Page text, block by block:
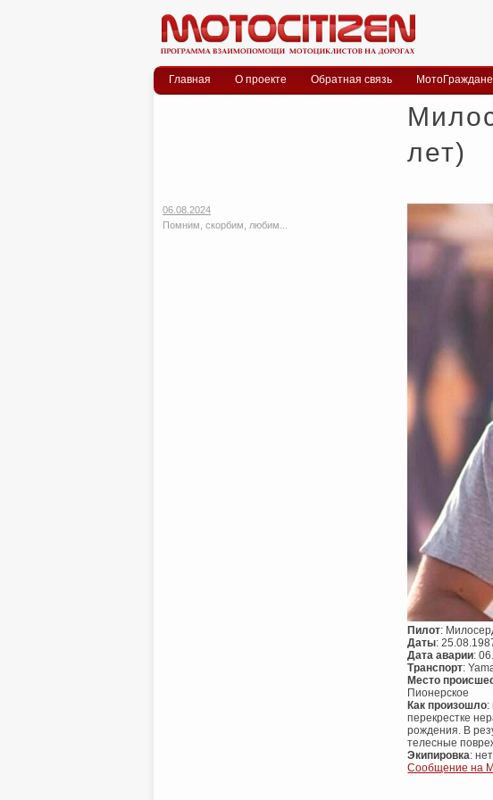
Меню
Skip to content
Главная О проекте Обратная связь
лет)
06.08.2024
Помним, скорбим, любим...
Пилот:
Даты:
Дата аварии:
Транспорт:
Место
Пионерское
Как произошло:
перекрестке
рождения. В
телесные
Экипировка:
Сообщение на